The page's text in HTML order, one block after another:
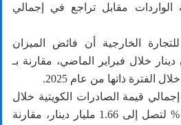
مقابل تراجع في إجمالي
الخارجية أن فائض الميزان
589.12 مليون دينار خلال فبراير الماضي، مقارنة بـ
قيمة الصادرات الكويتية خلال
فبراير الماضي بنسبة 7.2 % لتصل إلى 1.66 مليار دينار، مقارنة